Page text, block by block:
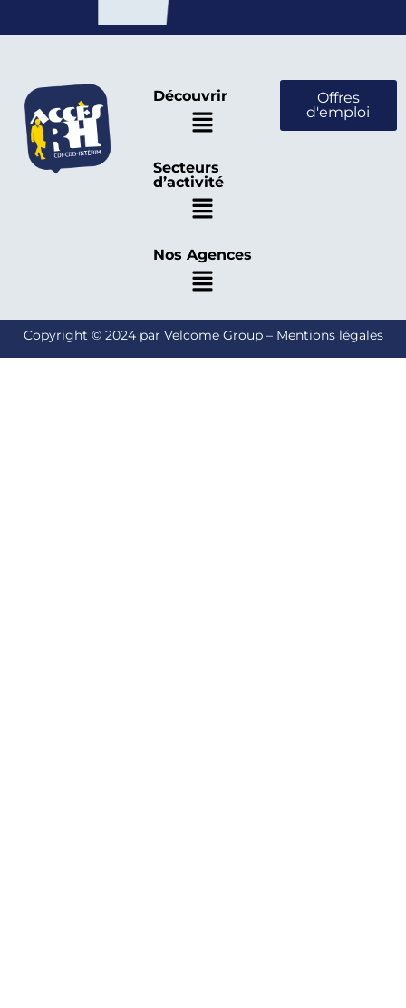
Découvrir
Secteurs
d’activité
Nos Agences
Offres
d'emploi
Copyright © 2024 par Velcome Group – Mentions légales